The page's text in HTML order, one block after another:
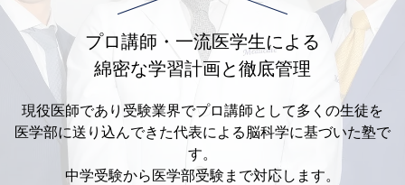
プロ講師・一流医学生による
綿密な学習計画と徹底管理
現役医師であり受験業界でプロ講師として多くの生徒を
医学部に送り込んできた代表による脳科学に基づいた塾で
す。
中学受験から医学部受験まで対応します。